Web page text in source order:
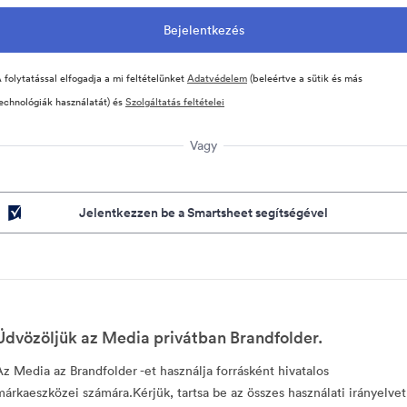
folytatással elfogadja a mi feltételünketAdatvédelem(beleértve a sütik és más
használatát) ésSzolgáltatás feltételei
Vagy
Jelentkezzen be a Smartsheet segítségével
az Media privátban Brandfolder.
Media az Brandfolder -et használja forrásként hivatalos
számára.Kérjük, tartsa be az összes használati